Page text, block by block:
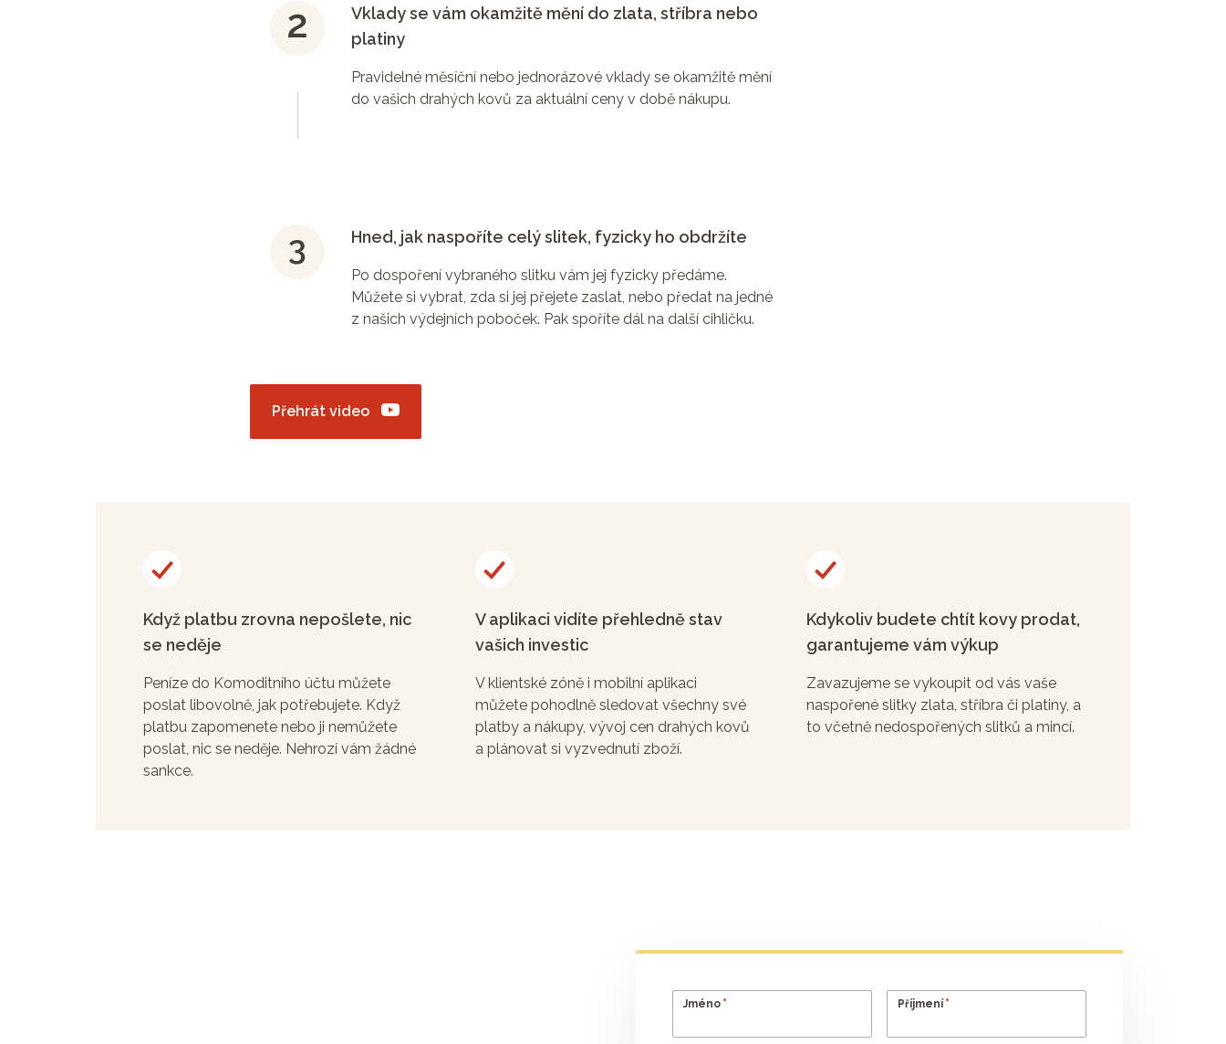
Vklady se vám okamžitě mění do zlata, stříbra nebo
platiny
Pravidelné měsíční nebo jednorázové vklady se okamžitě mění
do vašich drahých kovů za aktuální ceny v době nákupu.
Hned, jak naspoříte celý slitek, fyzicky ho obdržíte
Po dospoření vybraného slitku vám jej fyzicky předáme.
Můžete si vybrat, zda si jej přejete zaslat, nebo předat na jedné
z našich výdejních poboček. Pak spoříte dál na další cihličku.
Přehrát video
Když platbu zrovna nepošlete, nic
se neděje
Peníze do Komoditního účtu můžete
poslat libovolně, jak potřebujete. Když
platbu zapomenete nebo ji nemůžete
poslat, nic se neděje. Nehrozí vám žádné
sankce.
V aplikaci vidíte přehledně stav
vašich investic
V klientské zóně i mobilní aplikaci
můžete pohodlně sledovat všechny své
platby a nákupy, vývoj cen drahých kovů
a plánovat si vyzvednutí zboží.
Kdykoliv budete chtít kovy prodat,
garantujeme vám výkup
Zavazujeme se vykoupit od vás vaše
naspořené slitky zlata, stříbra či platiny, a
to včetně nedospořených slitků a mincí.
Jméno * Příjmení *